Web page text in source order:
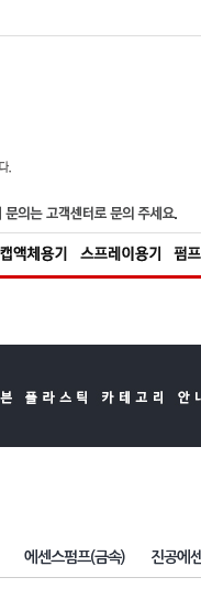
에센스펌프(금속) 진공에